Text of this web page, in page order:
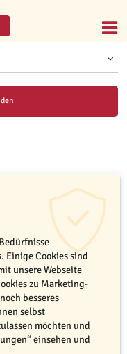
Jetzt bestellen
Einige Cookies sind
unsere Webseite
zu Marketing-
besseres
selbst
möchten und
einsehen und